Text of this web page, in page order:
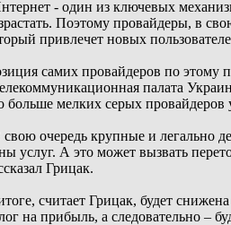
- один из ключевых
Поэтому провайдеры, в
привлечет новых
самих провайдеров по этому
палата
больше мелких серых провайдеров
свою очередь крупные и легально
услуг. А это может вызвать
Грицак.
считает Грицак, будет
на прибыль, а следовательно –